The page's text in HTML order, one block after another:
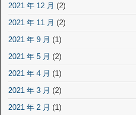
2021 年 12 月 (2)
2021 年 11 月 (2)
2021 年 9 月 (1)
2021 年 5 月 (2)
2021 年 4 月 (1)
2021 年 3 月 (2)
2021 年 2 月 (1)